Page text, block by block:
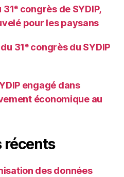
congrès de SYDIP,
pour les paysans
31ᵉ congrès du SYDIP
engagé dans
économique au
récents
des données